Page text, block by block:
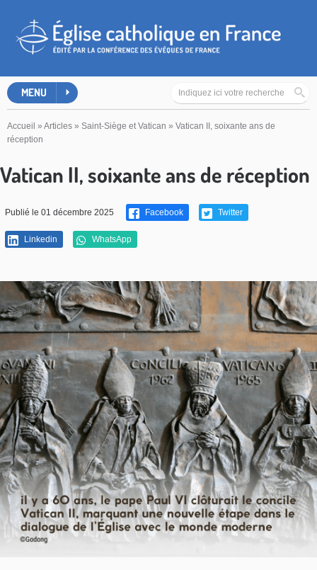
MENU
Accueil » Articles » Saint-Siège et Vatican » Vatican II, soixante ans de
réception
Vatican II, soixante ans de réception
Publié le 01 décembre 2025 Facebook Twitter
Linkedin WhatsApp